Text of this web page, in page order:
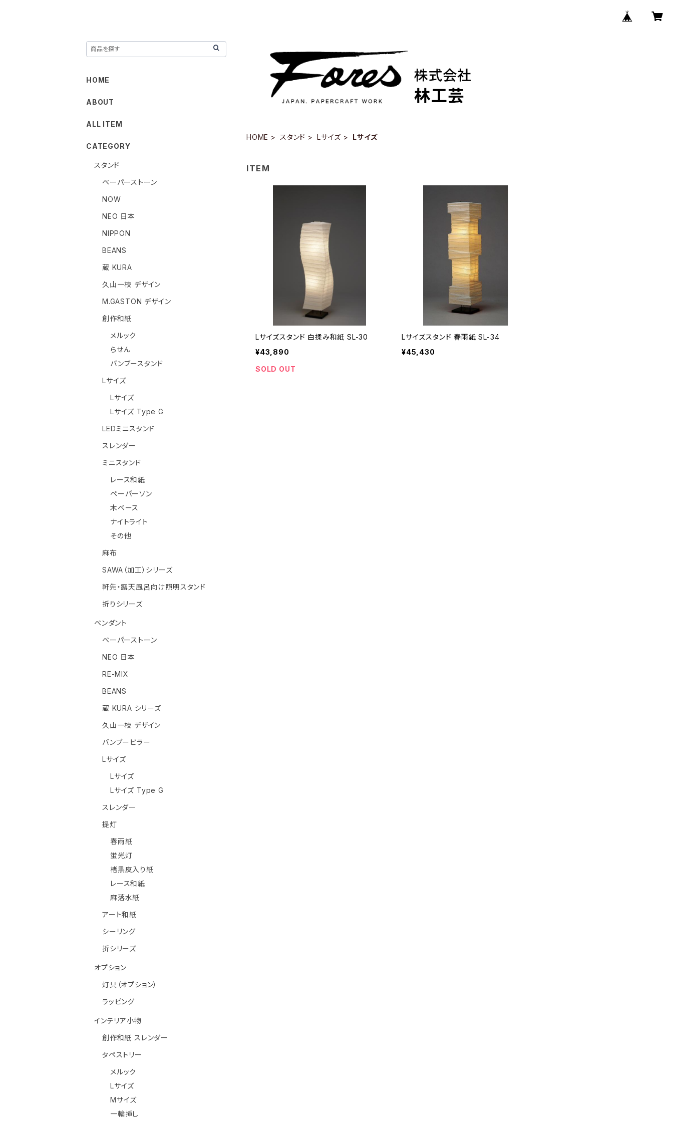
HOME スタンド Lサイズ Lサイズ
ITEM
Lサイズスタンド 白揉み和紙 SL-30
¥43,890
SOLD OUT
Lサイズスタンド 春雨紙 SL-34
¥45,430
HOME
ABOUT
ALL ITEM
CATEGORY
スタンド
ペーパーストーン
NOW
NEO 日本
NIPPON
BEANS
蔵 KURA
久山一枝 デザイン
M.GASTON デザイン
創作和紙
メルック
らせん
バンブースタンド
Lサイズ
Lサイズ
Lサイズ Type G
LEDミニスタンド
スレンダー
ミニスタンド
レース和紙
ペーパーソン
木ベース
ナイトライト
その他
麻布
SAWA（加工）シリーズ
軒先・露天風呂向け照明スタンド
折りシリーズ
ペンダント
ペーパーストーン
NEO 日本
RE-MIX
BEANS
蔵 KURA シリーズ
久山一枝 デザイン
バンブーピラー
Lサイズ
Lサイズ
Lサイズ Type G
スレンダー
提灯
春雨紙
蛍光灯
楮黒皮入り紙
レース和紙
麻落水紙
アート和紙
シーリング
折シリーズ
オプション
灯具（オプション）
ラッピング
インテリア小物
創作和紙 スレンダー
タペストリー
メルック
Lサイズ
Mサイズ
一輪挿し